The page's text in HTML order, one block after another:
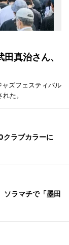
真治さん、
ズフェスティバル
た。
クラブカラーに
ラマチで「墨田